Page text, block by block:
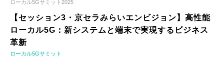
ローカル5Gサミット2025
【セッション3・京セラみらいエンビジョン】高性能
ローカル5G：新システムと端末で実現するビジネス
革新
ローカル5Gサミット